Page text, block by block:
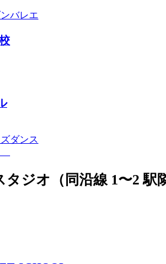
バレエ
ダンス
タジオ （同沿線 1〜2 駅